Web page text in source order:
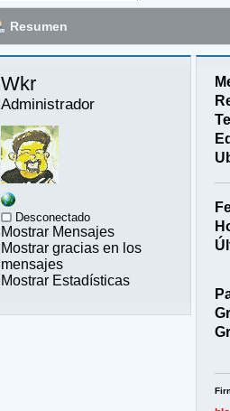
Resumen
Wkr
Administrador
Desconectado
Mostrar Mensajes
Mostrar gracias en los
mensajes
Mostrar Estadísticas